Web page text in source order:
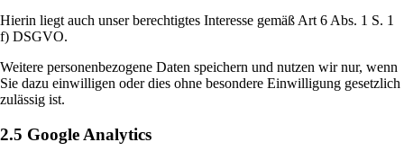
Hierin liegt auch unser berechtigtes Interesse gemäß Art 6 Abs. 1 S. 1
f) DSGVO.
Weitere personenbezogene Daten speichern und nutzen wir nur, wenn
Sie dazu einwilligen oder dies ohne besondere Einwilligung gesetzlich
zulässig ist.
2.5 Google Analytics